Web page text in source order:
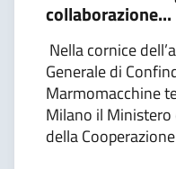
collaborazione...
Nella cornice
Generale di
Marmomacchine
Milano il
della